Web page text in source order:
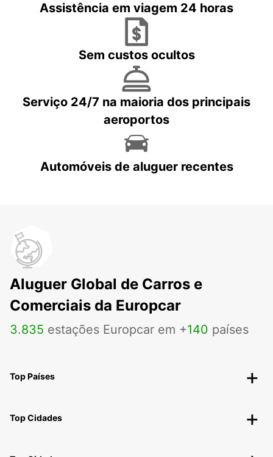
Assistência em viagem 24 horas
Sem custos ocultos
Serviço 24/7 na maioria dos principais
aeroportos
Automóveis de aluguer recentes
Aluguer Global de Carros e
Comerciais da Europcar
3.835 estações Europcar em +140 países
Top Países
Top Cidades